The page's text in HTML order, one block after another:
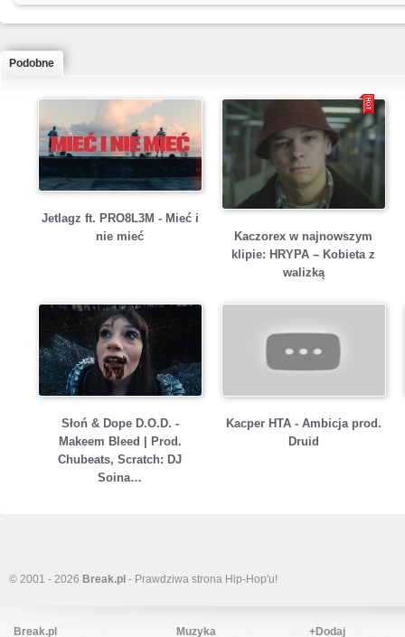
Podobne
Jetlagz ft. PRO8L3M - Mieć i
nie mieć
Kaczorex w najnowszym
klipie: HRYPA – Kobieta z
walizką
Słoń & Dope D.O.D. -
Makeem Bleed | Prod.
Chubeats, Scratch: DJ
Soina…
Kacper HTA - Ambicja prod.
Druid
© 2001 - 2026 Break.pl - Prawdziwa strona Hip-Hop'u!
Break.pl
Muzyka
+Dodaj